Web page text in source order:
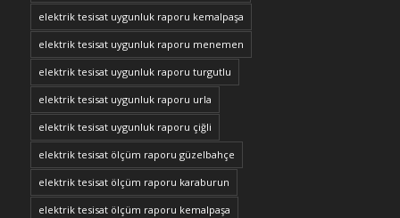
elektrik tesisat uygunluk raporu kemalpaşa
elektrik tesisat uygunluk raporu menemen
elektrik tesisat uygunluk raporu turgutlu
elektrik tesisat uygunluk raporu urla
elektrik tesisat uygunluk raporu çiğli
elektrik tesisat ölçüm raporu güzelbahçe
elektrik tesisat ölçüm raporu karaburun
elektrik tesisat ölçüm raporu kemalpaşa